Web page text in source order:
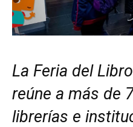
La Feria del
reúne a más de
librerías e